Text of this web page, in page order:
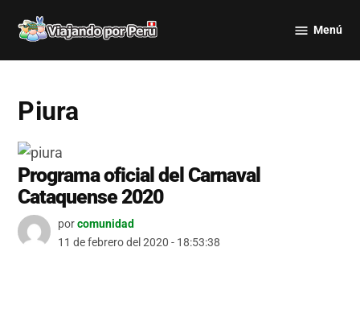
por Perú
Menú
Piura
Programa oficial del Carnaval
Cataquense 2020
porcomunidad
11 de febrero del 2020 - 18:53:38